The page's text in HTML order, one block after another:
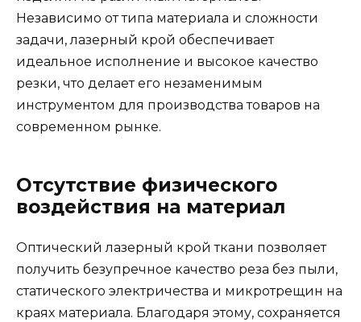
Независимо от типа материала и сложности
задачи, лазерный крой обеспечивает
идеальное исполнение и высокое качество
резки, что делает его незаменимым
инструментом для производства товаров на
современном рынке.
Отсутствие физического
воздействия на материал
Оптический лазерный крой ткани позволяет
получить безупречное качество реза без пыли,
статического электричества и микротрещин на
краях материала. Благодаря этому, сохраняется